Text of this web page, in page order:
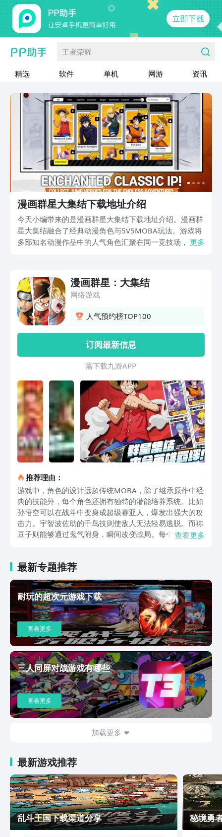
王者荣耀
精选 软件 单机 网游 资讯
漫画群星大集结下载地址介绍
今天小编带来的是漫画群星大集结下载地址介绍。漫画群
星大集结融合了经典动漫角色与5V5MOBA玩法。游戏将
多部知名动漫作品中的人气角色汇聚在同一竞技场，为玩
色搭配与策略应用，体验充满挑战与乐趣的战斗。
更多
漫画群星：大集结
网络游戏
人气预约榜TOP100
订阅最新信息
需 下 载 九 游 A P P
推荐理由：
游戏中，角色的设计远超传统MOBA，除了继承原作中经
典的技能外，每个角色还拥有独特的潜能培养系统。比如
孙悟空可以在战斗中变身成超级赛亚人，爆发出强大的攻
击力。宇智波佐助的千鸟技则使敌人无法轻易逃脱。而祢
豆子则能够通过鬼气附身，瞬间改变战局。每个角色的技
创造最佳战术。漫画群星大集结中的地图设计巧妙结合了
各大动漫作品的场景特色。例如，龙珠中的荒原场景被巧
妙融入到召唤师峡谷的地图中，野怪们也采用了鸟山明风
格的“丑萌”恐龙和海盗机器人，让玩家在战斗中体验到熟
悉的动漫氛围。此外，游戏还设计了多种不同的玩法模
式，包括经典的5V5排位赛和充满竞争性的3V3v3“龙珠争
夺战”，后者要求玩家在规定时间内收集龙珠积分，同时
要保护好自己的龙珠免受敌方抢夺。这种创新的玩法，极
大地丰富了游戏的可玩性与趣味性。除了紧张的竞技战斗
外，漫画群星大集结还加入了丰富的剧情内容。每个任务
和选择都会推动故事的发展，玩家需要用决策改变剧情走
向和结局。游戏中的角色与玩家的互动将带来不同的故事
情节，增加了游戏的深度和代入感。通过与这些动漫角色
并肩作战，玩家将体验到跨越时空的冒险，亲自参与到各
个动漫世界的故事中。以上就是漫画群星大集结下载地址
介绍的内容了。漫画群星大集结为动漫迷与MOBA爱好者
少魅力。如果你热爱动漫，又钟情于MOBA游戏的竞技
性，那么这款游戏就快来试玩下吧。
查看更多
最新专题推荐
耐玩的超次元游戏下载
查看更多
三人同屏对战游戏有哪些
查看更多
加载更多
最新游戏推荐
乱斗王国下载渠道分享 秘境勇